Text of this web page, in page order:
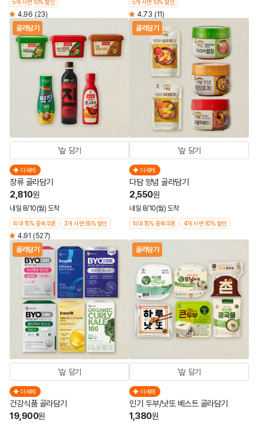
5개 사면 10% 할인
4.96 (23)
5개 사면 10% 할인
4.73 (11)
골라담기
담기
더세페
장류 골라담기
2,810원
내일 8/10(월) 도착
최대 15% 중복쿠폰 3개 사면 55% 할인
4.91 (527)
골라담기
담기
더세페
다담 양념 골라담기
2,550원
내일 8/10(월) 도착
최대 15% 중복쿠폰 4개 사면 50% 할인
골라담기
담기
더세페
건강식품 골라담기
19,900원
골라담기
담기
더세페
인기 두부/낫또 베스트 골라담기
1,380원